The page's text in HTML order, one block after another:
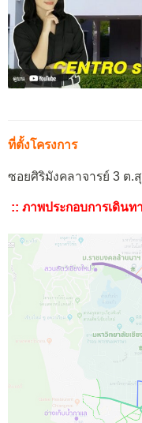
ที่ตั้งโครงการ
ซอยศิริมังคลาจารย์ 3 ต.สุ
:: ภาพประกอบการเดินท